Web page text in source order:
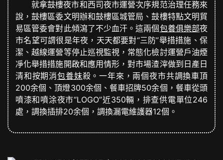
就拿鼓樓夜市和西司夜市運營次序規范治理任務來
說，鼓樓區委文明辦和鼓樓區城管局、鼓樓特點文明貿
易區管委會對此傾瀉了不少血汗。這兩個包養俱樂部夜
市名望可謂很是年夜，天天都要對“三防”舉措措施、保
潔、越線運營等停止巡視監視，常態化檢討運營戶油煙
凈化舉措措施開啟和應用情形，對市場渣滓做到日產日
清和按期消包養妹殺。一年來，兩個夜市共調換車頂
200余個、頂燈300余個、餐車招牌50余個，餐車從頭
噴漆和噴涂夜市“LOGO”近350輛，排查供電單位246
處，調換插排20余個，調換漏電維護器12個。